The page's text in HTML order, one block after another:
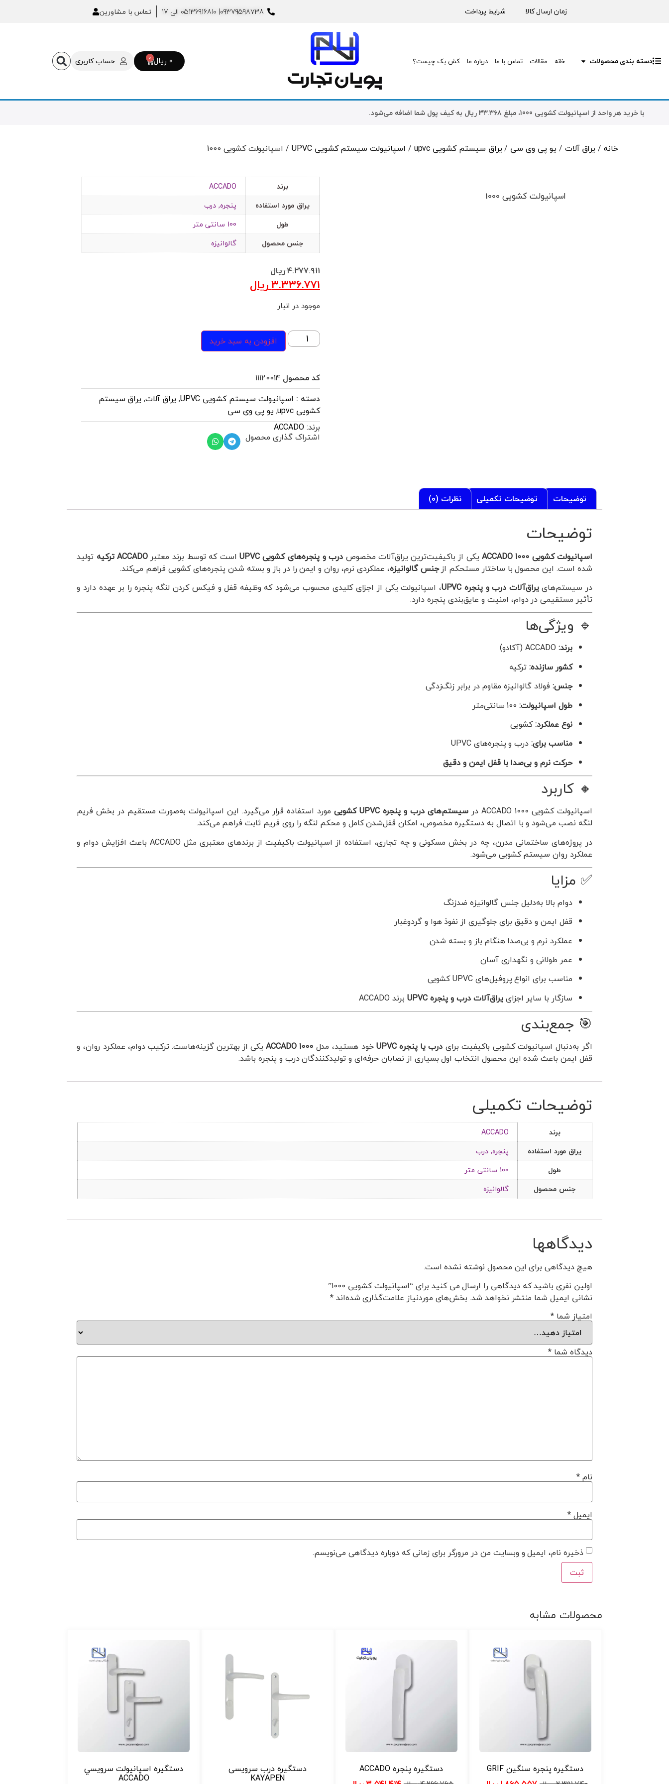
زمان ارسال کالا شرایط پرداخت 09379598738| 05136916810 الی 17 تماس با مشاورین
دسته بندی محصولات خانه مقالات تماس با ما درباره ما کش بک چیست؟ ۰ ریال 0 حساب کاربری
با خرید هر واحد از اسپانیولت کشویی 1000 ، مبلغ ۳۳.۳۶۸ریال به کیف پول شما اضافه می‌شود.
خانه/ یراق آلات / یو پی وی سی /یراق سیستم کشویی upvc / اسپانیولت سیستم کشویی UPVC / اسپانیولت کشویی 1000
اسپانیولت کشویی 1000
برند
ACCADO
یراق مورد استفاده
پنجره, درب
طول
100 سانتی متر
جنس محصول
گالوانیزه
۴.۲۷۷.۹۱۱ریال
۳.۳۳۶.۷۷۱ریال
موجود در انبار
افزودن به سبد خرید
کد محصول 11120014
دسته : اسپانیولت سیستم کشویی UPVC , یراق آلات, یراق سیستم
کشویی upvc
, یو پی وی سی
برند:ACCADO
اشتراک گذاری محصول
توضیحات توضیحات تکمیلی نظرات (0)
توضیحات
اسپانیولت کشویی 1000 ACCADO یکی از باکیفیت‌ترین یراق‌آلات مخصوص درب و پنجره‌های کشویی UPVC است که توسط برند معتبرACCADO ترکیه
تولید
شده است. این محصول با ساختار مستحکم ازجنس گالوانیزه، عملکردی نرم، روان و ایمن را در باز و بسته شدن پنجره‌های کشویی فراهم می‌کند.
در سیستم‌هاییراق‌آلات درب و پنجره UPVC
، اسپانیولت یکی از اجزای کلیدی محسوب می‌شود که وظیفه قفل و فیکس کردن لنگه پنجره را بر عهده دارد و
تأثیر مستقیمی در دوام، امنیت و عایق‌بندی پنجره دارد.
🔹 ویژگی‌ها
برند:
کشور سازنده:ترکیه
جنس: فولاد گالوانیزه مقاوم در برابر زنگ‌زدگی
طول اسپانیولت:100 سانتی‌متر
نوع عملکرد:کشویی
مناسب برای:درب و پنجره‌های UPVC
حرکت نرم و بی‌صدا با قفل ایمن و دقیق
🔸 کاربرد
اسپانیولت کشویی 1000 ACCADO در سیستم‌های درب و پنجره UPVC کشویی
مورد استفاده قرار می‌گیرد. این اسپانیولت به‌صورت مستقیم در بخش فریم
لنگه نصب می‌شود و با اتصال به دستگیره مخصوص، امکان قفل‌شدن کامل و محکم لنگه را روی فریم ثابت فراهم می‌کند.
در پروژه‌های ساختمانی مدرن، چه در بخش مسکونی و چه تجاری، استفاده از اسپانیولت باکیفیت از برندهای معتبری مثل ACCADO باعث افزایش دوام و
عملکرد روان سیستم کشویی می‌شود.
✅ مزایا
دوام بالا به‌دلیل جنس گالوانیزه ضدزنگ
قفل ایمن و دقیق برای جلوگیری از نفوذ هوا و گردوغبار
عملکرد نرم و بی‌صدا هنگام باز و بسته شدن
عمر طولانی و نگهداری آسان
مناسب برای انواع پروفیل‌های UPVC کشویی
سازگار با سایر اجزاییراق‌آلات درب و پنجره UPVC برند ACCADO
🎯 جمع‌بندی
اگر به‌دنبال اسپانیولت کشویی باکیفیت برای درب یا پنجره UPVC خود هستید، مدل 1000 ACCADO
یکی از بهترین گزینه‌هاست. ترکیب دوام، عملکرد روان، و
قفل ایمن باعث شده این محصول انتخاب اول بسیاری از نصابان حرفه‌ای و تولیدکنندگان درب و پنجره باشد.
توضیحات تکمیلی
برند
ACCADO
یراق مورد استفاده
پنجره, درب
طول
100 سانتی متر
جنس محصول
گالوانیزه
دیدگاهها
هیچ دیدگاهی برای این محصول نوشته نشده است.
اولین نفری باشید که دیدگاهی را ارسال می کنید برای “اسپانیولت کشویی 1000”
نشانی ایمیل شما منتشر نخواهد شد. بخش‌های موردنیاز علامت‌گذاری شده‌اند*
امتیاز شما *
دیدگاه شما *
نام*
ایمیل*
ذخیره نام، ایمیل و وبسایت من در مرورگر برای زمانی که دوباره دیدگاهی می‌نویسم.
محصولات مشابه
دستگیره پنجره سنگین GRIF
دستگیره پنجره ACCADO
دستگیره درب سرویسی
KAYAPEN
دستگيره اسپانيولت سرويسي
ACCADO